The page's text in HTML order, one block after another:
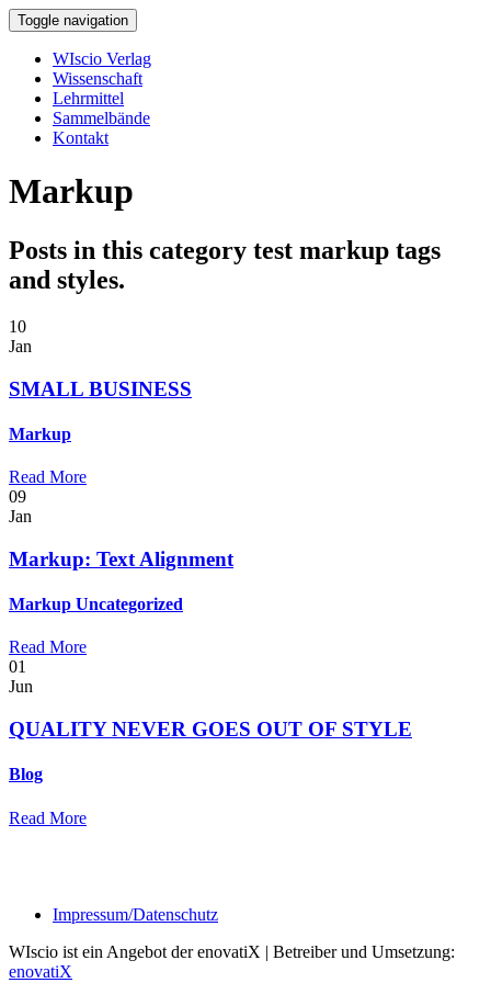
Toggle navigation
WIscio Verlag
Wissenschaft
Lehrmittel
Sammelbände
Kontakt
Markup
Posts in this category test markup tags
and styles.
10
Jan
SMALL BUSINESS
Markup
Read More
09
Jan
Markup: Text Alignment
Markup Uncategorized
Read More
01
Jun
QUALITY NEVER GOES OUT OF STYLE
Blog
Read More
Impressum/Datenschutz
WIscio ist ein Angebot der enovatiX | Betreiber und Umsetzung:
enovatiX